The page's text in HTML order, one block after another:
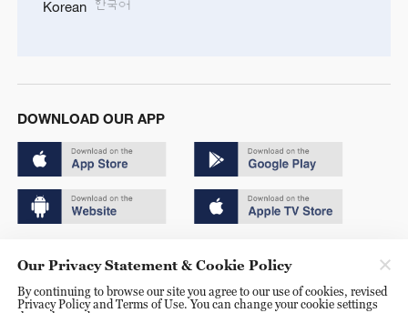
Korean 한국어
DOWNLOAD OUR APP
京ICP备20000184号
Our Privacy Statement & Cookie Policy
By continuing to browse our site you agree to our use of cookies, revised
Privacy Policy and Terms of Use. You can change your cookie settings